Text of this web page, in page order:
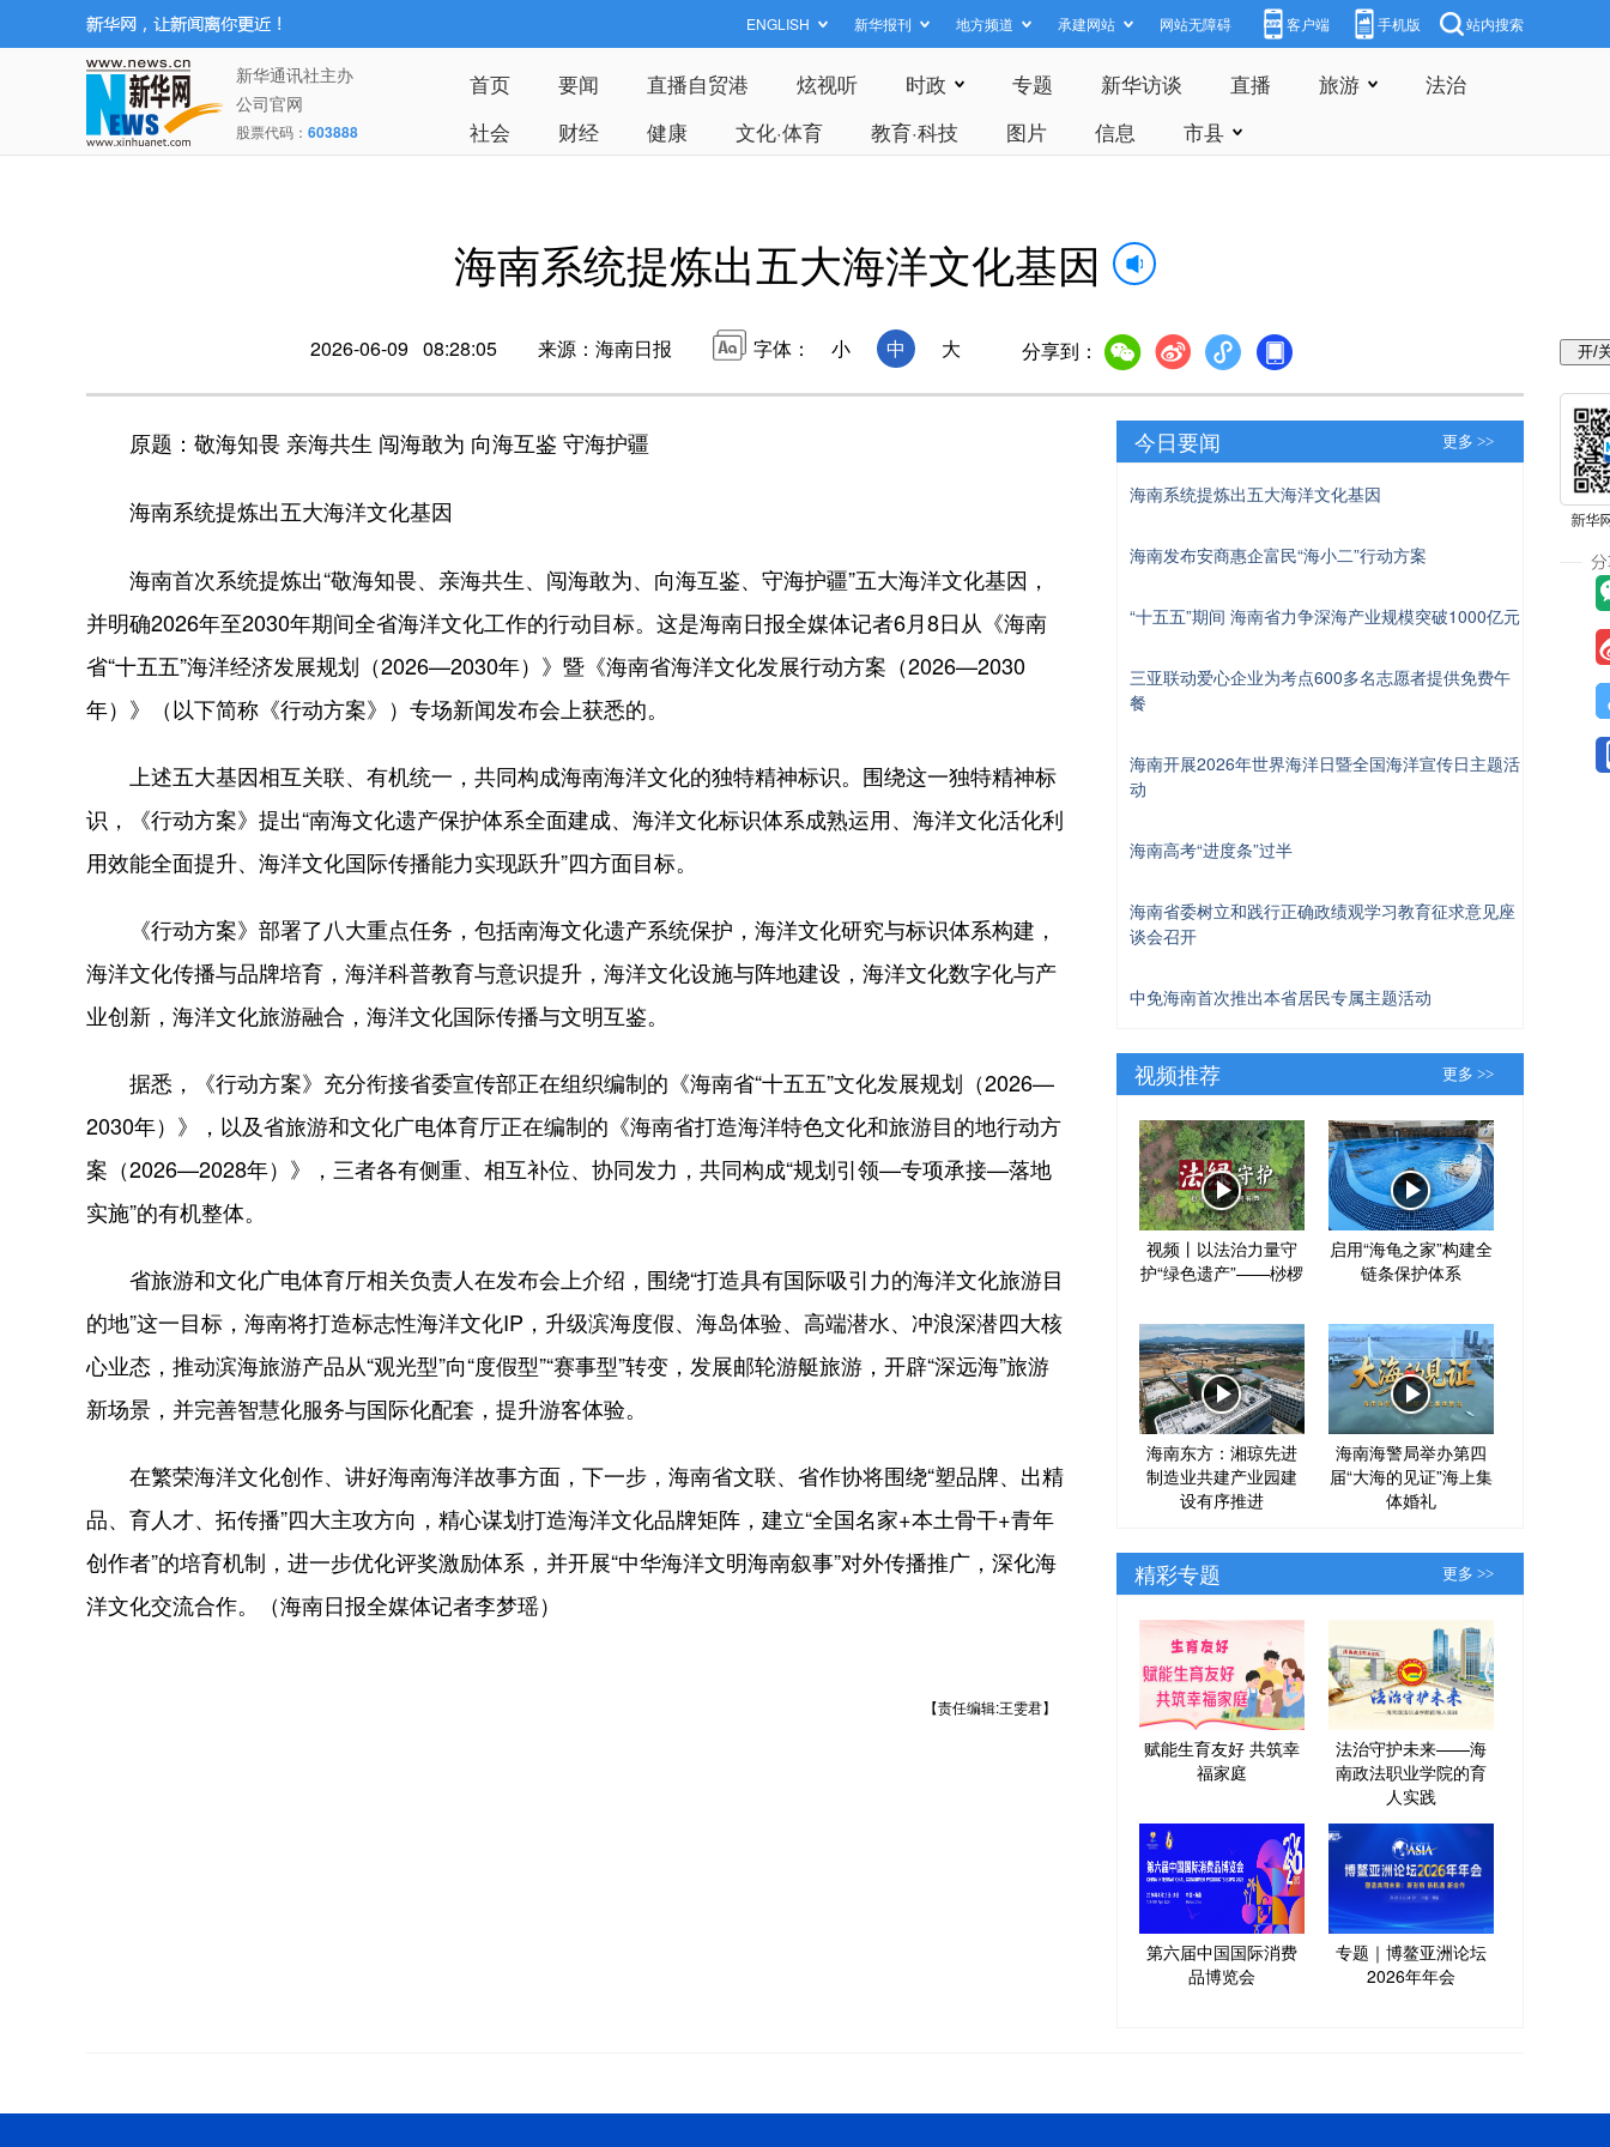
ENGLISH 新华报刊 地方频道 承建网站 网站无障碍 客户端 手机版 站内搜索
新华通讯社主办
公司官网
股票代码： 603888
首页 要闻 直播自贸港 炫视听 时政 专题 新华访谈 直播 旅游
法治
社会
财经 健康 文化·体育 教育·科技 图片 信息 市县
海南系统提炼出五大海洋文化基因
2026-06-09 08:28:05 来源：海南日报 字体： 小 中 大 分享到：
原题：敬海知畏 亲海共生 闯海敢为 向海互鉴 守海护疆
海南系统提炼出五大海洋文化基因
海南首次系统提炼出“敬海知畏、亲海共生、闯海敢为、向海互鉴、守海护疆”五大海洋文化基因，
并明确2026年至2030年期间全省海洋文化工作的行动目标。这是海南日报全媒体记者6月8日从《海南
省“十五五”海洋经济发展规划（2026—2030年）》暨《海南省海洋文化发展行动方案（2026—2030
年）》（以下简称《行动方案》）专场新闻发布会上获悉的。
上述五大基因相互关联、有机统一，共同构成海南海洋文化的独特精神标识。围绕这一独特精神标
识，《行动方案》提出“南海文化遗产保护体系全面建成、海洋文化标识体系成熟运用、海洋文化活化利
用效能全面提升、海洋文化国际传播能力实现跃升”四方面目标。
《行动方案》部署了八大重点任务，包括南海文化遗产系统保护，海洋文化研究与标识体系构建，
海洋文化传播与品牌培育，海洋科普教育与意识提升，海洋文化设施与阵地建设，海洋文化数字化与产
业创新，海洋文化旅游融合，海洋文化国际传播与文明互鉴。
据悉，《行动方案》充分衔接省委宣传部正在组织编制的《海南省“十五五”文化发展规划（2026—
2030年）》，以及省旅游和文化广电体育厅正在编制的《海南省打造海洋特色文化和旅游目的地行动方
案（2026—2028年）》，三者各有侧重、相互补位、协同发力，共同构成“规划引领—专项承接—落地
实施”的有机整体。
省旅游和文化广电体育厅相关负责人在发布会上介绍，围绕“打造具有国际吸引力的海洋文化旅游目
的地”这一目标，海南将打造标志性海洋文化IP，升级滨海度假、海岛体验、高端潜水、冲浪深潜四大核
心业态，推动滨海旅游产品从“观光型”向“度假型”“赛事型”转变，发展邮轮游艇旅游，开辟“深远海”旅游
新场景，并完善智慧化服务与国际化配套，提升游客体验。
在繁荣海洋文化创作、讲好海南海洋故事方面，下一步，海南省文联、省作协将围绕“塑品牌、出精
品、育人才、拓传播”四大主攻方向，精心谋划打造海洋文化品牌矩阵，建立“全国名家+本土骨干+青年
创作者”的培育机制，进一步优化评奖激励体系，并开展“中华海洋文明海南叙事”对外传播推广，深化海
洋文化交流合作。（海南日报全媒体记者李梦瑶）
【责任编辑:王雯君】
今日要闻 更多 >>
海南系统提炼出五大海洋文化基因
海南发布安商惠企富民“海小二”行动方案
“十五五”期间 海南省力争深海产业规模突破1000亿元
三亚联动爱心企业为考点600多名志愿者提供免费午
餐
海南开展2026年世界海洋日暨全国海洋宣传日主题活
动
海南高考“进度条”过半
海南省委树立和践行正确政绩观学习教育征求意见座
谈会召开
中免海南首次推出本省居民专属主题活动
视频推荐 更多 >>
视频丨以法治力量守
护“绿色遗产”——桫椤
启用“海龟之家”构建全
链条保护体系
海南东方：湘琼先进
制造业共建产业园建
设有序推进
海南海警局举办第四
届“大海的见证”海上集
体婚礼
精彩专题 更多 >>
赋能生育友好 共筑幸
福家庭
法治守护未来——海
南政法职业学院的育
人实践
第六届中国国际消费
品博览会
专题｜博鳌亚洲论坛
2026年年会